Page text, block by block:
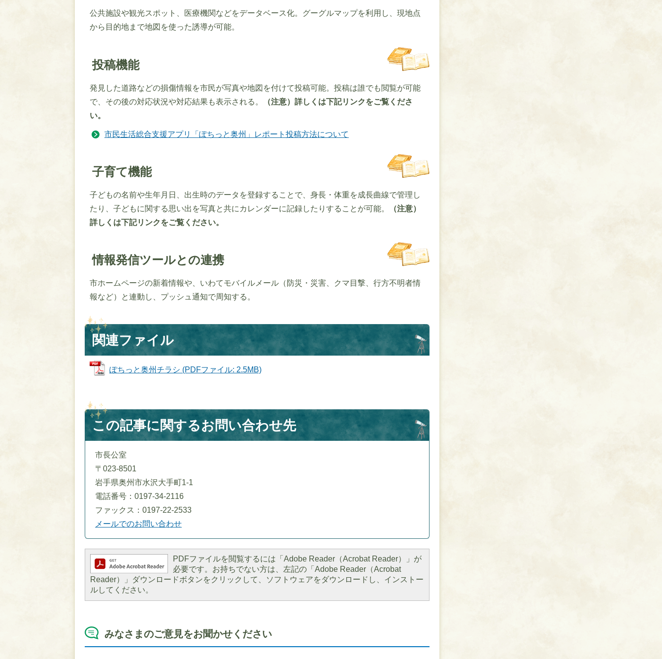
公共施設や観光スポット、医療機関などをデータベース化。グーグルマップを利用し、現地点
から目的地まで地図を使った誘導が可能。
投稿機能
発見した道路などの損傷情報を市民が写真や地図を付けて投稿可能。投稿は誰でも閲覧が可能
で、その後の対応状況や対応結果も表示される。
（注意）詳しくは下記リンクをご覧くださ
い。
市民生活総合支援アプリ「ぽちっと奥州」レポート投稿方法について
子育て機能
子どもの名前や生年月日、出生時のデータを登録することで、身長・体重を成長曲線で管理し
たり、子どもに関する思い出を写真と共にカレンダーに記録したりすることが可能。
（注意）
詳しくは下記リンクをご覧ください。
情報発信ツールとの連携
市ホームページの新着情報や、いわてモバイルメール（防災・災害、クマ目撃、行方不明者情
報など）と連動し、プッシュ通知で周知する。
関連ファイル
ぽちっと奥州チラシ (PDFファイル: 2.5MB)
この記事に関するお問い合わせ先
市長公室
〒023-8501
岩手県奥州市水沢大手町1-1
電話番号：0197-34-2116
ファックス：0197-22-2533
メールでのお問い合わせ
PDFファイルを閲覧するには「Adobe Reader（Acrobat Reader）」が
必要です。お持ちでない方は、左記の「Adobe Reader（Acrobat
Reader）」ダウンロードボタンをクリックして、ソフトウェアをダウンロードし、インストー
ルしてください。
みなさまのご意見をお聞かせください